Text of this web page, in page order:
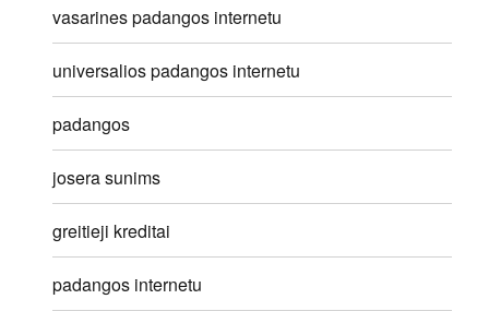
vasarines padangos internetu
universalios padangos internetu
padangos
josera sunims
greitieji kreditai
padangos internetu